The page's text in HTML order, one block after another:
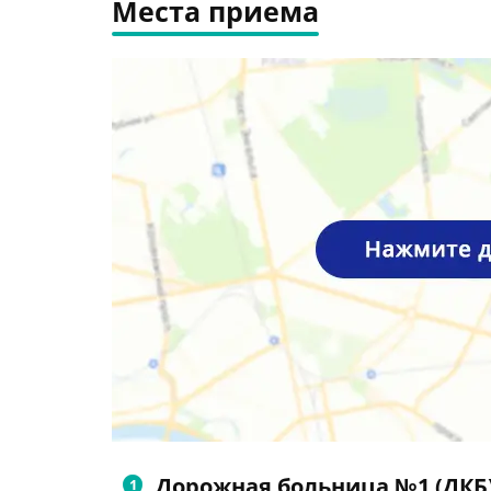
Места приема